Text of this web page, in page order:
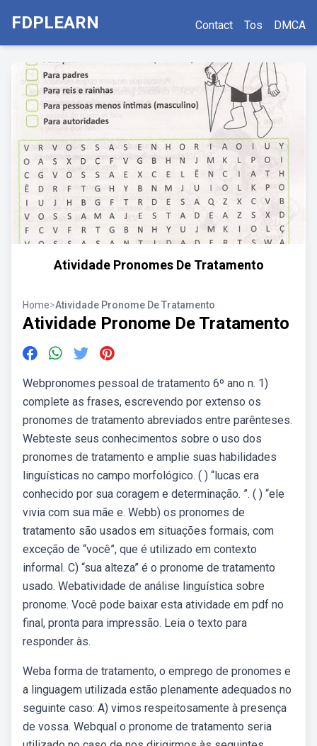
FDPLEARN Contact Tos DMCA
Atividade Pronomes De Tratamento
Home>Atividade Pronome De Tratamento
Atividade Pronome De Tratamento
Webpronomes pessoal de tratamento 6º ano n. 1)
complete as frases, escrevendo por extenso os
pronomes de tratamento abreviados entre parênteses.
Webteste seus conhecimentos sobre o uso dos
pronomes de tratamento e amplie suas habilidades
linguísticas no campo morfológico. ( ) “lucas era
conhecido por sua coragem e determinação. ”. ( ) “ele
vivia com sua mãe e. Webb) os pronomes de
tratamento são usados em situações formais, com
exceção de “você”, que é utilizado em contexto
informal. C) “sua alteza” é o pronome de tratamento
usado. Webatividade de análise linguística sobre
pronome. Você pode baixar esta atividade em pdf no
final, pronta para impressão. Leia o texto para
responder às.
Weba forma de tratamento, o emprego de pronomes e
a linguagem utilizada estão plenamente adequados no
seguinte caso: A) vimos respeitosamente à presença
de vossa. Webqual o pronome de tratamento seria